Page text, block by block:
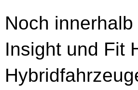
Noch
Insight und Fit